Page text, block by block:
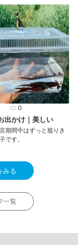
0
出かけ｜美しい
期間中はずっと籠りき
です。
みる
一覧